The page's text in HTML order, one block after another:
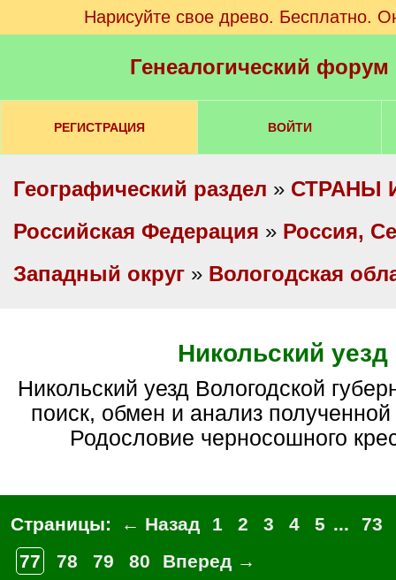
Нарисуйте свое древо. Бесплатно.
Генеалогический
РЕГИСТРАЦИЯ ВОЙТИ
Географический раздел » СТРАНЫ
Российская Федерация » Россия,
Западный округ » Вологодская
Никольский уезд
Никольский уезд Вологодской губернии - просмотр,
поиск, обмен и анализ
Родословие черносошного
Страницы: ← Назад 1 2 3 4 5 ...
73
77
78 79 80 Вперед →